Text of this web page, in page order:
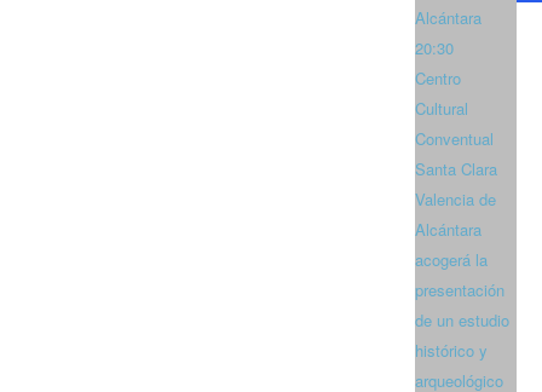
Alcántara
20:30
Centro
Cultural
Conventual
Santa Clara
Valencia de
Alcántara
acogerá la
presentación
de un estudio
histórico y
arqueológico